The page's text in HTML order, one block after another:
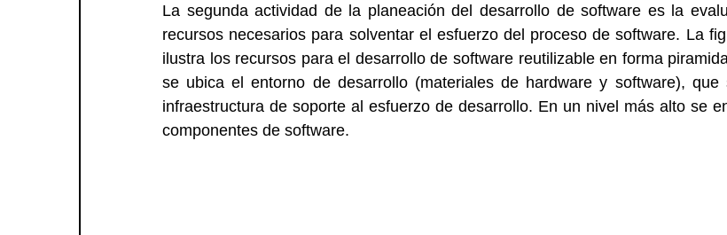
La segunda actividad de la planeación del desarrollo de software es la
recursos necesarios para solventar el esfuerzo del proceso de software. La
ilustra los recursos para el desarrollo de software reutilizable en forma
se ubica el entorno de desarrollo (materiales de hardware y software), que
infraestructura de soporte al esfuerzo de desarrollo. En un nivel más alto se
componentes de software.